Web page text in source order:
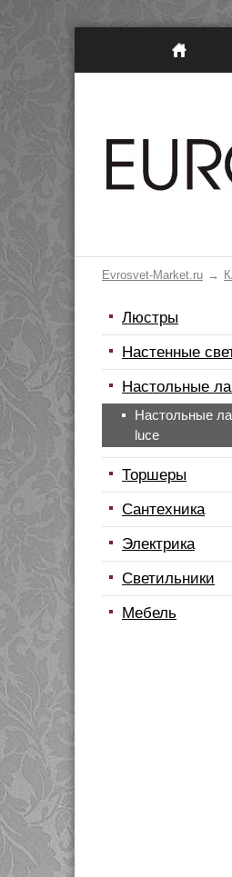
Evrosvet-Market.ru
Люстры
Настенные
Настольные
Настольные
luce
Торшеры
Сантехника
Электрика
Светильники
Мебель